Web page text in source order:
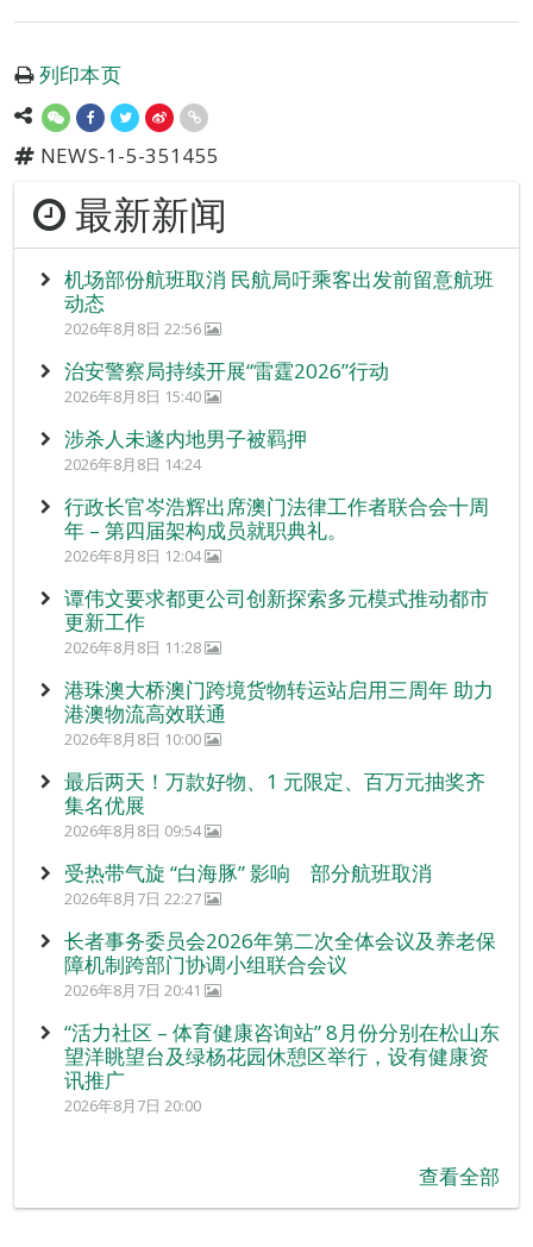
列印本页
NEWS-1-5-351455
最新新闻
机场部份航班取消 民航局吁乘客出发前留意航班
动态
2026年8月8日 22:56
治安警察局持续开展“雷霆2026”行动
2026年8月8日 15:40
涉杀人未遂内地男子被羁押
2026年8月8日 14:24
行政长官岑浩辉出席澳门法律工作者联合会十周
年 – 第四届架构成员就职典礼。
2026年8月8日 12:04
谭伟文要求都更公司创新探索多元模式推动都市
更新工作
2026年8月8日 11:28
港珠澳大桥澳门跨境货物转运站启用三周年 助力
港澳物流高效联通
2026年8月8日 10:00
最后两天！万款好物、1 元限定、百万元抽奖齐
集名优展
2026年8月8日 09:54
受热带气旋 “白海豚” 影响 部分航班取消
2026年8月7日 22:27
长者事务委员会2026年第二次全体会议及养老保
障机制跨部门协调小组联合会议
2026年8月7日 20:41
“活力社区 – 体育健康咨询站” 8月份分别在松山东
望洋眺望台及绿杨花园休憩区举行，设有健康资
讯推广
2026年8月7日 20:00
查看全部